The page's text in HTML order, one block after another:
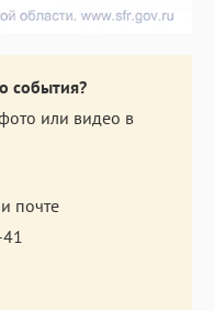
события?
или видео в
почте